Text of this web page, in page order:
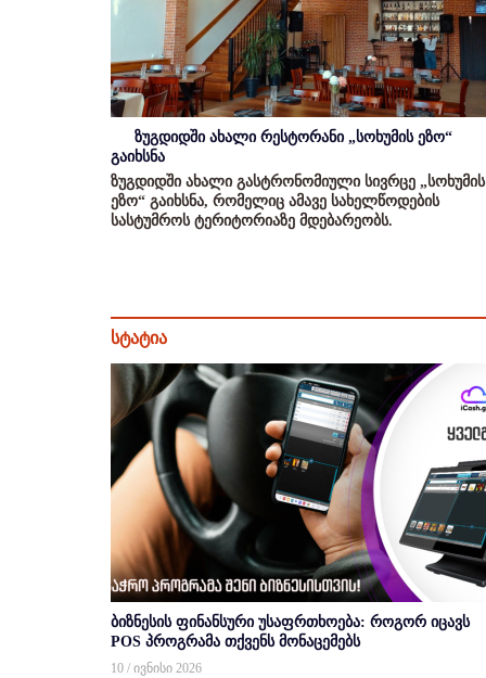
ზუგდიდში ახალი რესტორანი „სოხუმის ეზო“
გაიხსნა
ზუგდიდში ახალი გასტრონომიული სივრცე „სოხუმის
ეზო“ გაიხსნა, რომელიც ამავე სახელწოდების
სასტუმროს ტერიტორიაზე მდებარეობს.
სტატია
ბიზნესის ფინანსური უსაფრთხოება: როგორ იცავს
POS პროგრამა თქვენს მონაცემებს
10 / ივნისი 2026